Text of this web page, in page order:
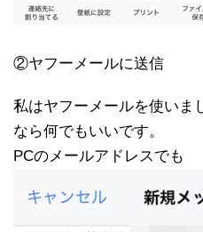
②ヤフーメールに送信
私はヤフーメールを使いま
なら何でもいいです。
PCのメールアドレスでも